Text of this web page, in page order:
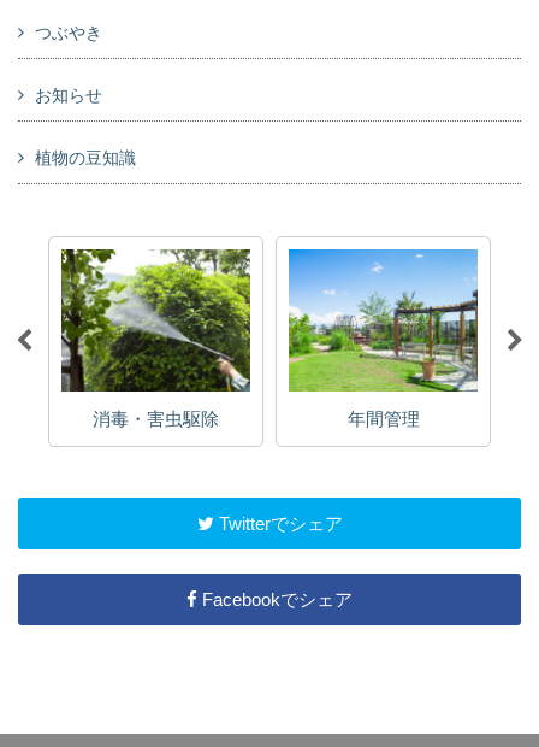
つぶやき
お知らせ
植物の豆知識
消毒・害虫駆除 年間管理
Twitterでシェア
Facebookでシェア